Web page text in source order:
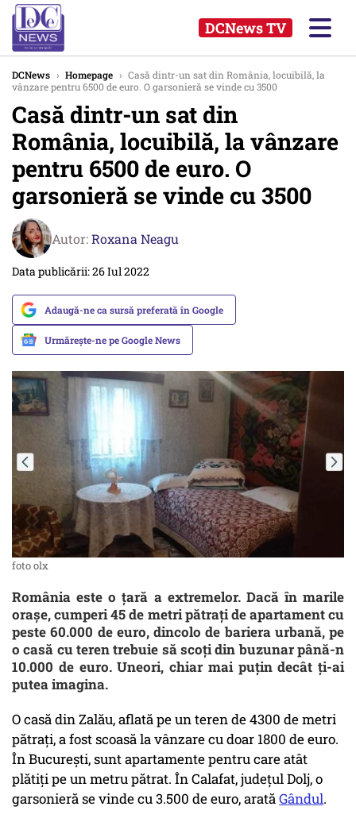
DCNews TV
DCNews › Homepage › Casă dintr-un sat din România, locuibilă, la
vânzare pentru 6500 de euro. O garsonieră se vinde cu 3500
Casă dintr-un sat din
România, locuibilă, la vânzare
pentru 6500 de euro. O
garsonieră se vinde cu 3500
Autor:Roxana Neagu
Data publicării: 26 Iul 2022
Adaugă-ne ca sursă preferată în Google
Urmărește-ne pe Google News
foto olx
România este o țară a extremelor. Dacă în marile
orașe, cumperi 45 de metri pătrați de apartament cu
peste 60.000 de euro, dincolo de bariera urbană, pe
o casă cu teren trebuie să scoți din buzunar până-n
10.000 de euro. Uneori, chiar mai puțin decât ți-ai
putea imagina.
O casă din Zalău, aflată pe un teren de 4300 de metri
pătrați, a fost scoasă la vânzare cu doar 1800 de euro.
În București, sunt apartamente pentru care atât
plătiți pe un metru pătrat. În Calafat, județul Dolj, o
garsonieră se vinde cu 3.500 de euro, aratăGândul.